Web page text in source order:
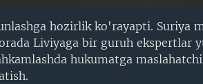
hozirlik ko'rayapti. Suriya
Liviyaga bir guruh ekspertlar
hukumatga